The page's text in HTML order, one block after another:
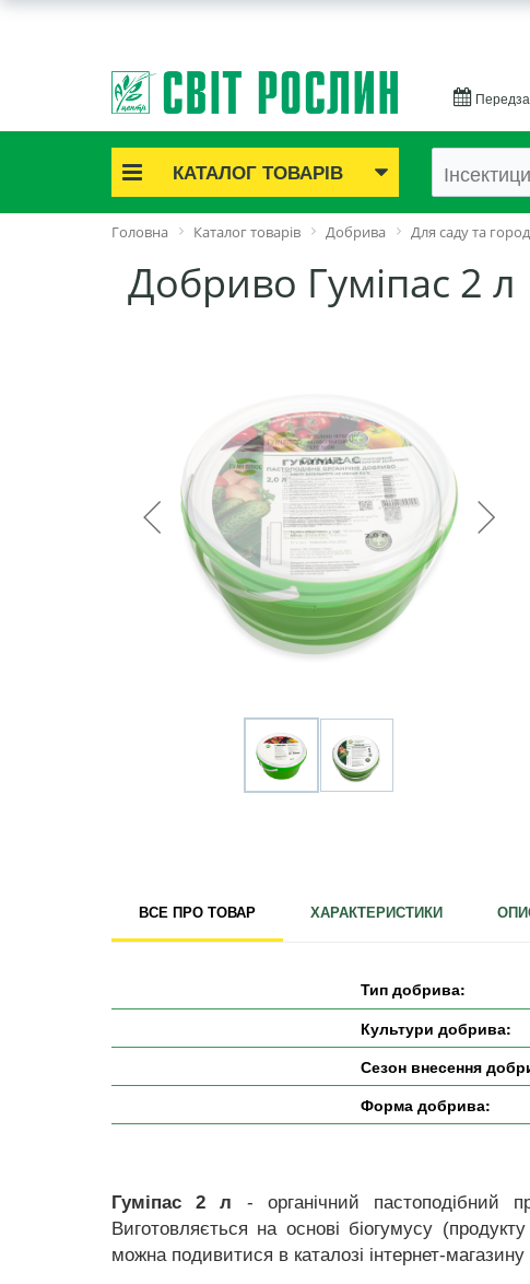
КАТАЛОГ ТОВАРІВ
Акційні товари
Cаджанці троянд
Саджанці плодово-ягідні
Саджанці декоративні
Засоби захисту рослин
Добрива
Для кімнатних рослин
Для ландшафтного дизайну
Для поливу
Інструменти та інвентар
Теплиці і покривний матеріал
Головна Каталог товарів Добрива Для саду та
Добриво Гуміпас 2 л
ВСЕ ПРО ТОВАР ХАРАКТЕРИСТИКИ
Тип добрива:
Культури добрива:
Сезон внесення
Форма добрива:
Гуміпас 2 л - органічний пастоподібний
Виготовляється на основі біогумусу
можна подивитися в каталозі інтернет-